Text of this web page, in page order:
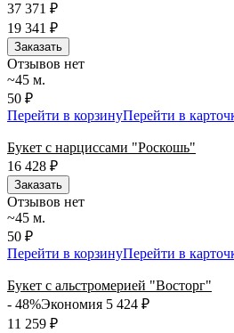
37 371 ₽
19 341 ₽
Заказать
Отзывов нет
~45 м.
50 ₽
Перейти в корзинуПерейти в
Букет с нарциссами "Роскошь"
16 428 ₽
Заказать
Отзывов нет
~45 м.
50 ₽
Перейти в корзинуПерейти в
Букет с альстромерией "Восторг"
- 48%Экономия 5 424 ₽
11 259 ₽